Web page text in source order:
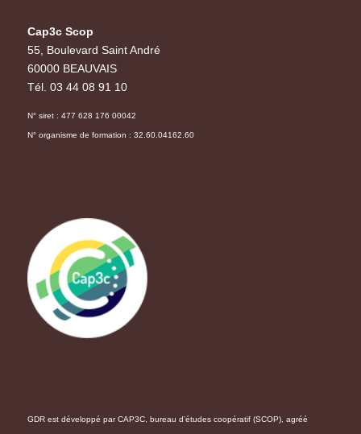
Cap3c Scop
55, Boulevard Saint André
60000 BEAUVAIS
Tél. 03 44 08 91 10
N° siret : 477 628 176 00042
N° organisme de formation : 32.60.04162.60
GDR est développé par CAP3C, bureau d’études coopératif (SCOP), agréé